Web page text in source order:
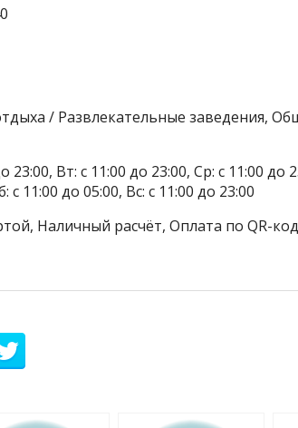
/ Развлекательные заведения,
Вт: с 11:00 до 23:00, Ср: с 11:00 до
с 11:00 до 05:00, Вс: с 11:00 до 23:00
Наличный расчёт, Оплата по QR-